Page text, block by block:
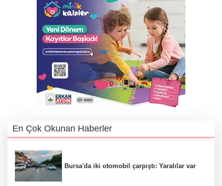
En Çok Okunan Haberler
Bursa'da iki otomobil çarpıştı: Yaralılar var